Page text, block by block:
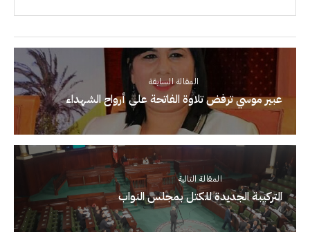
المقالة السابقة
عبير موسي ترفض تلاوة الفاتحة على أرواح الشهداء
المقالة التالية
التركيبة الجديدة للكتل بمجلس النواب